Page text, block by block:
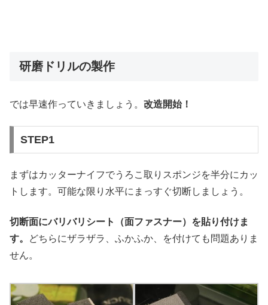
研磨ドリルの製作
では早速作っていきましょう。 改造開始！
STEP1
まずはカッターナイフでうろこ取りスポンジを半分にカッ
トします。可能な限り水平にまっすぐ切断しましょう。
切断面にバリバリシート（面ファスナー）を貼り付けま
す。
どちらにザラザラ、ふかふか、を付けても問題ありま
せん。